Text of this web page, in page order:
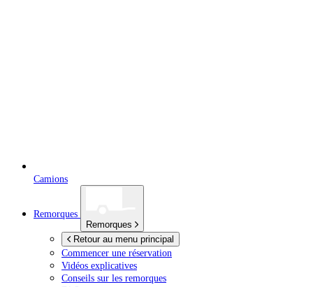
Camions
Remorques
Remorques
Retour au menu principal
Commencer une réservation
Vidéos explicatives
Conseils sur les remorques